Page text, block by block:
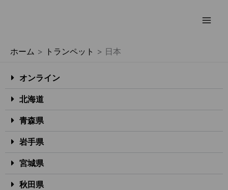
ホーム トランペット 日本
オンライン
北海道
青森県
岩手県
宮城県
秋田県